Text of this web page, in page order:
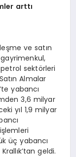
arttı
ve satın
sektörleri
Almalar
yabancı
3,6 milyar
yıl 1,9 milyar
üç yabancı
geldi.